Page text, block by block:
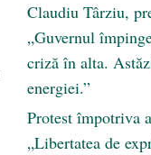
Claudiu Târziu,
„Guvernul
criză în alta.
energiei.”
Protest împotriva
„Libertatea de